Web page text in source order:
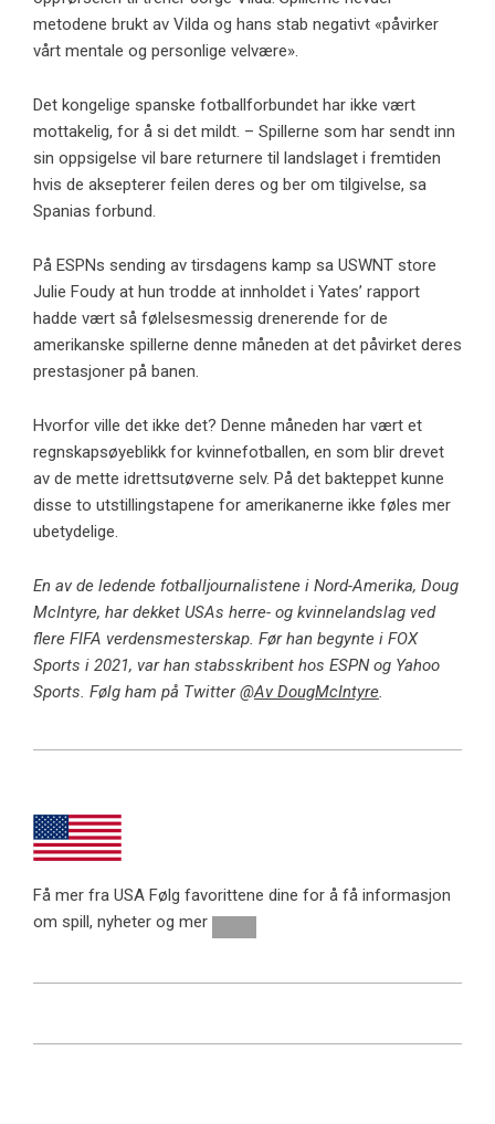
metodene brukt av Vilda og hans stab negativt «påvirker
vårt mentale og personlige velvære».
Det kongelige spanske fotballforbundet har ikke vært
mottakelig, for å si det mildt. – Spillerne som har sendt inn
sin oppsigelse vil bare returnere til landslaget i fremtiden
hvis de aksepterer feilen deres og ber om tilgivelse, sa
Spanias forbund.
På ESPNs sending av tirsdagens kamp sa USWNT store
Julie Foudy at hun trodde at innholdet i Yates’ rapport
hadde vært så følelsesmessig drenerende for de
amerikanske spillerne denne måneden at det påvirket deres
prestasjoner på banen.
Hvorfor ville det ikke det? Denne måneden har vært et
regnskapsøyeblikk for kvinnefotballen, en som blir drevet
av de mette idrettsutøverne selv. På det bakteppet kunne
disse to utstillingstapene for amerikanerne ikke føles mer
ubetydelige.
En av de ledende fotballjournalistene i Nord-Amerika, Doug
McIntyre, har dekket USAs herre- og kvinnelandslag ved
flere FIFA verdensmesterskap. Før han begynte i FOX
Sports i 2021, var han stabsskribent hos ESPN og Yahoo
Sports. Følg ham på Twitter @Av DougMcIntyre.
Få mer fra USA Følg favorittene dine for å få informasjon
om spill, nyheter og mer